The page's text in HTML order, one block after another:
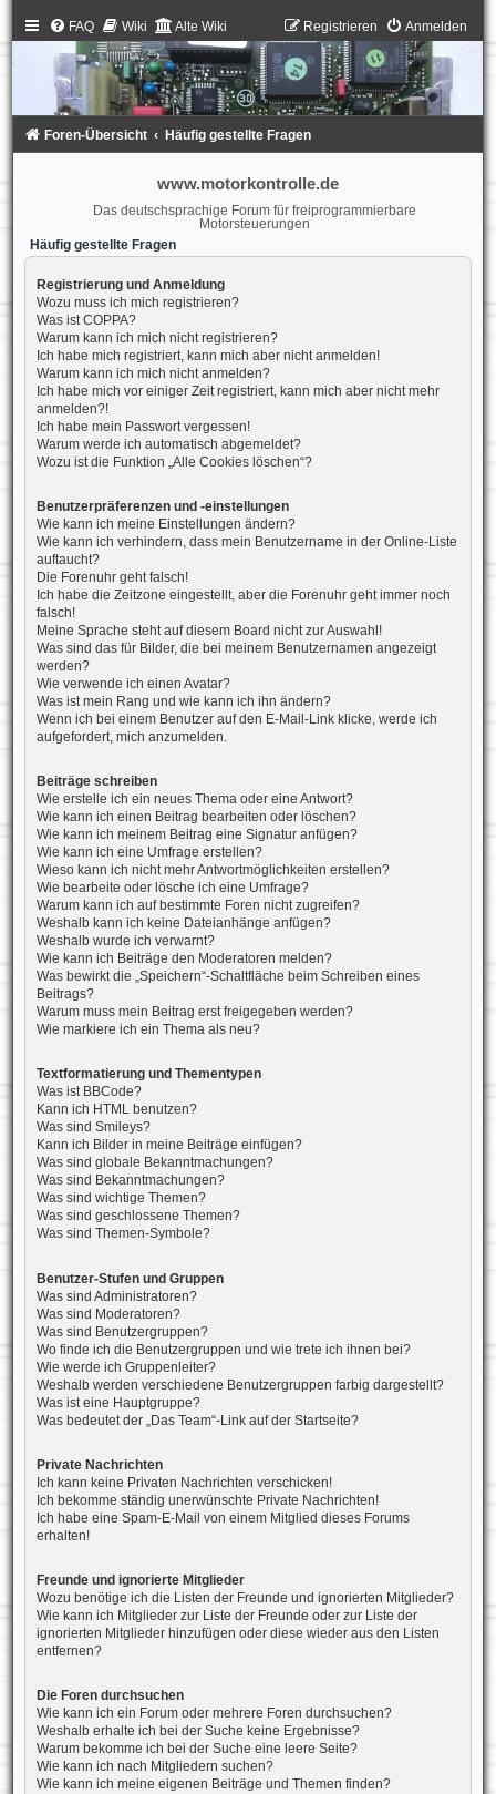
FAQ Wiki Alte Wiki Anmelden
Registrieren
Foren-Übersicht Häufig gestellte Fragen
www.motorkontrolle.de
Das deutschsprachige Forum für freiprogrammierbare
Motorsteuerungen
Häufig gestellte Fragen
Registrierung und Anmeldung
Wozu muss ich mich registrieren?
Was ist COPPA?
Warum kann ich mich nicht registrieren?
Ich habe mich registriert, kann mich aber nicht anmelden!
Warum kann ich mich nicht anmelden?
Ich habe mich vor einiger Zeit registriert, kann mich aber nicht mehr
anmelden?!
Ich habe mein Passwort vergessen!
Warum werde ich automatisch abgemeldet?
Wozu ist die Funktion „Alle Cookies löschen“?
Benutzerpräferenzen und -einstellungen
Wie kann ich meine Einstellungen ändern?
Wie kann ich verhindern, dass mein Benutzername in der Online-Liste
auftaucht?
Die Forenuhr geht falsch!
Ich habe die Zeitzone eingestellt, aber die Forenuhr geht immer noch
falsch!
Meine Sprache steht auf diesem Board nicht zur Auswahl!
Was sind das für Bilder, die bei meinem Benutzernamen angezeigt
werden?
Wie verwende ich einen Avatar?
Was ist mein Rang und wie kann ich ihn ändern?
Wenn ich bei einem Benutzer auf den E-Mail-Link klicke, werde ich
aufgefordert, mich anzumelden.
Beiträge schreiben
Wie erstelle ich ein neues Thema oder eine Antwort?
Wie kann ich einen Beitrag bearbeiten oder löschen?
Wie kann ich meinem Beitrag eine Signatur anfügen?
Wie kann ich eine Umfrage erstellen?
Wieso kann ich nicht mehr Antwortmöglichkeiten erstellen?
Wie bearbeite oder lösche ich eine Umfrage?
Warum kann ich auf bestimmte Foren nicht zugreifen?
Weshalb kann ich keine Dateianhänge anfügen?
Weshalb wurde ich verwarnt?
Wie kann ich Beiträge den Moderatoren melden?
Was bewirkt die „Speichern“-Schaltfläche beim Schreiben eines
Beitrags?
Warum muss mein Beitrag erst freigegeben werden?
Wie markiere ich ein Thema als neu?
Textformatierung und Thementypen
Was ist BBCode?
Kann ich HTML benutzen?
Was sind Smileys?
Kann ich Bilder in meine Beiträge einfügen?
Was sind globale Bekanntmachungen?
Was sind Bekanntmachungen?
Was sind wichtige Themen?
Was sind geschlossene Themen?
Was sind Themen-Symbole?
Benutzer-Stufen und Gruppen
Was sind Administratoren?
Was sind Moderatoren?
Was sind Benutzergruppen?
Wo finde ich die Benutzergruppen und wie trete ich ihnen bei?
Wie werde ich Gruppenleiter?
Weshalb werden verschiedene Benutzergruppen farbig dargestellt?
Was ist eine Hauptgruppe?
Was bedeutet der „Das Team“-Link auf der Startseite?
Private Nachrichten
Ich kann keine Privaten Nachrichten verschicken!
Ich bekomme ständig unerwünschte Private Nachrichten!
Ich habe eine Spam-E-Mail von einem Mitglied dieses Forums
erhalten!
Freunde und ignorierte Mitglieder
Wozu benötige ich die Listen der Freunde und ignorierten Mitglieder?
Wie kann ich Mitglieder zur Liste der Freunde oder zur Liste der
ignorierten Mitglieder hinzufügen oder diese wieder aus den Listen
entfernen?
Die Foren durchsuchen
Wie kann ich ein Forum oder mehrere Foren durchsuchen?
Weshalb erhalte ich bei der Suche keine Ergebnisse?
Warum bekomme ich bei der Suche eine leere Seite?
Wie kann ich nach Mitgliedern suchen?
Wie kann ich meine eigenen Beiträge und Themen finden?